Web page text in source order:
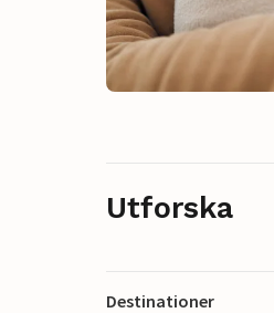
Utforska
Destinationer